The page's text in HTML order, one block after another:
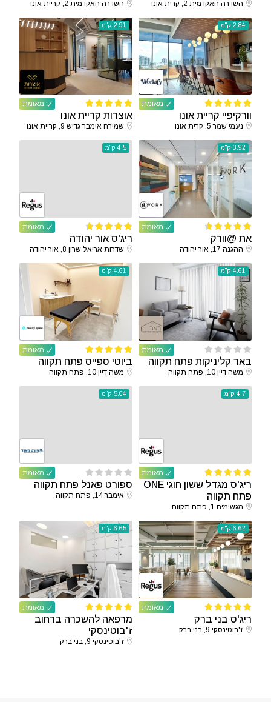
השדרה האקדמית 2, קרית אונו השדרה האקדמית 2, קריית אונו
מאומת
2.84 ק"מ
וורקיפיי קריית אונו
נעמי שמר 5, קרית אונו
מאומת
2.91 ק"מ
אוצרות קריית אונו
שמירה אימבר גדיש 9, קריית אונו
מאומת
3.92 ק"מ
את @וורק
ההגנה 17, אור יהודה
מאומת
4.5 ק"מ
ריג'ס אור יהודה
שדרות אריאל שרון 8, אור יהודה
מאומת
4.61 ק"מ
באר קליניקות פתח תקווה
משה דיין 10, פתח תקווה
מאומת
4.61 ק"מ
ביוטי ספייס פתח תקווה
משה דיין 10, פתח תקווה
מאומת
4.7 ק"מ
ריג'ס מגדל ששון חוגי ONE
פתח תקווה
מגשימים 1, פתח תקווה
מאומת
5.04 ק"מ
ספורט פאנל פתח תקווה
אימבר 14, פתח תקווה
מאומת
6.62 ק"מ
ריג'ס בני ברק
ז'בוטינסקי 9, בני ברק
מאומת
6.65 ק"מ
מרפאה להשכרה ברחוב
ז'בוטינסקי
ז'בוטינסקי 9, בני ברק